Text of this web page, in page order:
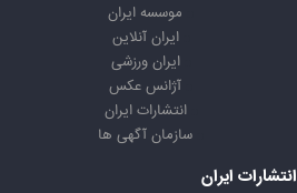
موسسه ایران
ایران آنلاین
ایران ورزشی
آژانس عکس
انتشارات ایران
سازمان آگهی ها
انتشارات ایران